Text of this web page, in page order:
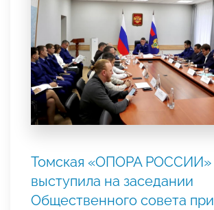
Томская «ОПОРА РОССИИ»
выступила на заседании
Общественного совета при